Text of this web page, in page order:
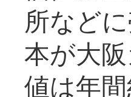
所など
本が大
値は年